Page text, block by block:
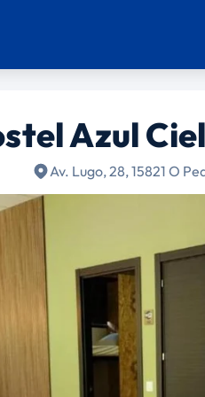
Azul
Av. Lugo, 28, 15821 O